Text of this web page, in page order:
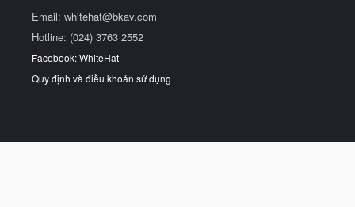
Email: whitehat@bkav.com
Hotline: (024) 3763 2552
Facebook: WhiteHat
Quy định và điều khoản sử dụng